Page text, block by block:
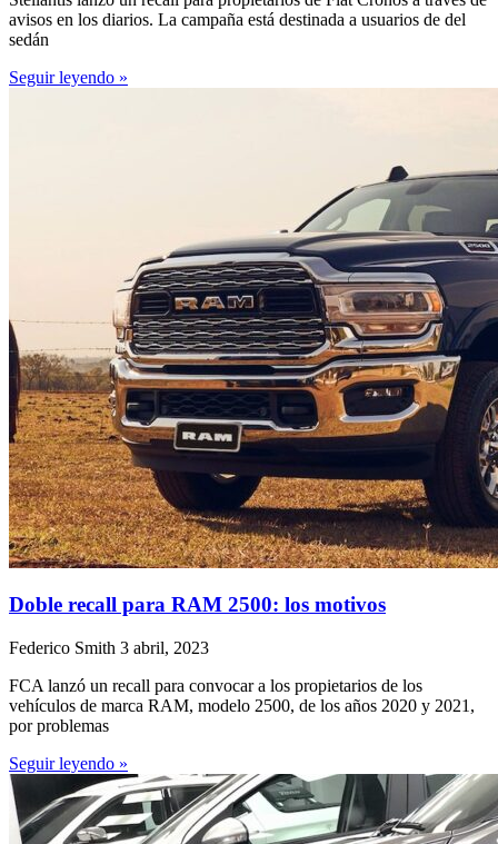
avisos en los diarios. La campaña está destinada a usuarios de del
sedán
Seguir leyendo »
Doble recall para RAM 2500: los motivos
Federico Smith 3 abril, 2023
FCA lanzó un recall para convocar a los propietarios de los
vehículos de marca RAM, modelo 2500, de los años 2020 y 2021,
por problemas
Seguir leyendo »